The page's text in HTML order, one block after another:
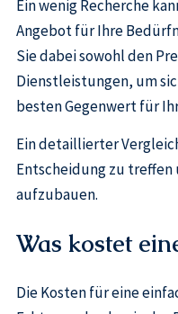
Ein wenig Recherche
Angebot für Ihre
Sie dabei sowohl den
Dienstleistungen, um
besten Gegenwert für
Ein detaillierter
Entscheidung zu
aufzubauen.
Was kostet
Die Kosten für eine